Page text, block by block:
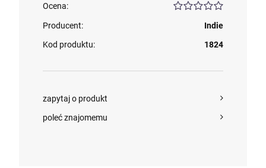
Ocena:
Producent:
Indie
Kod produktu:
1824
zapytaj o produkt
poleć znajomemu